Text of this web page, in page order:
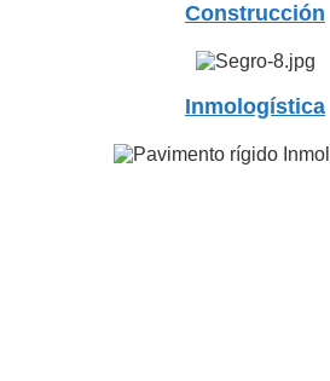
Construcción
Inmologística